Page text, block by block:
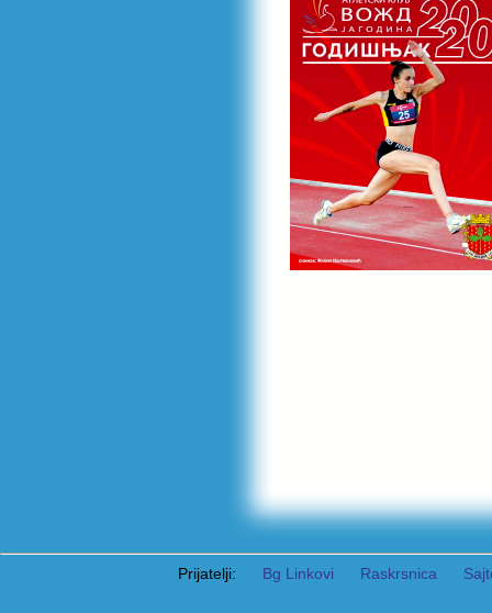
Prijatelji: Bg Linkovi Raskrsnica